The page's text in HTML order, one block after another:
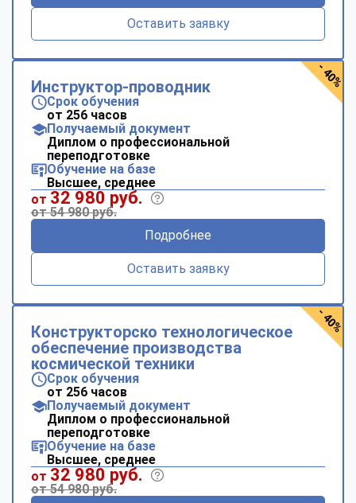
Оставить заявку
Инструктор-проводник
Срок обучения
от 256 часов
Получаемый документ
Диплом о профессиональной
переподготовке
Обучение на базе
Высшее, среднее
от 32 980 руб.
от 54 980 руб.
Подробнее
Оставить заявку
- 40%
Конструкторско технологическое
обеспечение производства
космической техники
Срок обучения
от 256 часов
Получаемый документ
Диплом о профессиональной
переподготовке
Обучение на базе
Высшее, среднее
от 32 980 руб.
от 54 980 руб.
- 40%